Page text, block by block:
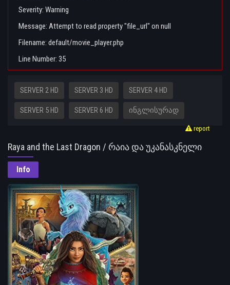
Severity: Warning
Message: Attempt to read property "file_url" on null
Filename: default/movie_player.php
Line Number: 35
SERVER 2 HD SERVER 3 HD SERVER 4 HD
SERVER 5 HD SERVER 6 HD ᲘᲜᲒᲚᲘᲡᲣᲠᲐᲓ
report
Raya and the Last Dragon / რაია და უკანასკნელი
დრაკონი
Info